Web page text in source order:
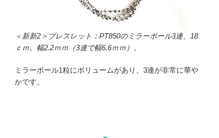
＜新新2＞ブレスレット：PT850のミラーボール3連、18
ｃｍ。幅2.2ｍｍ（3連で幅6.6ｍｍ）。
ミラーボール1粒にボリュームがあり、3連が非常に華や
かです。